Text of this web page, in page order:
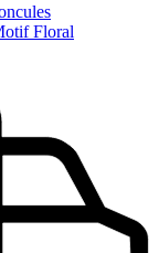
Floral